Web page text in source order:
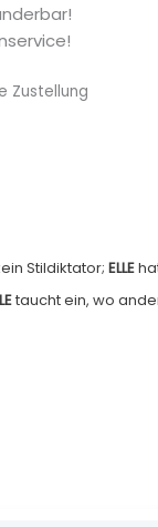
Zustellung
Stildiktator; ELLE
taucht ein, wo